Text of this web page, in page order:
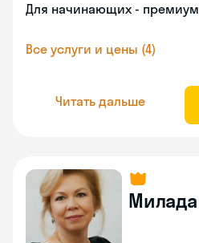
Для начинающих - премиум
Все услуги и цены (4)
Читать дальше
Милада